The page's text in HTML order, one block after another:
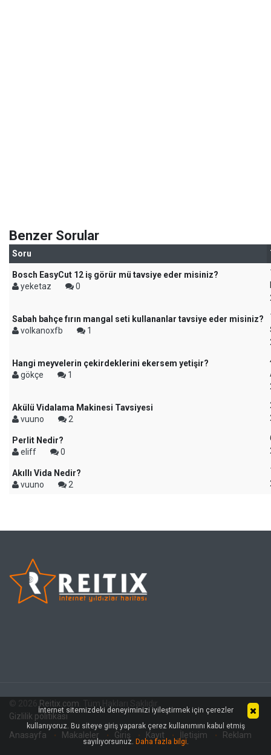
Benzer Sorular
Soru
Bosch EasyCut 12 iş görür mü tavsiye eder misiniz?
yeketaz
0
Sabah bahçe fırın mangal seti kullananlar tavsiye eder misiniz?
volkanoxfb
1
Hangi meyvelerin çekirdeklerini ekersem yetişir?
gökçe
1
Akülü Vidalama Makinesi Tavsiyesi
vuuno
2
Perlit Nedir?
eliff
0
Akıllı Vida Nedir?
vuuno
2
Reitix.com
Gizlilik politikası
Anasayfa
Makaleler Giriş Kayıt İletişim Reklam
İnternet sitemizdeki deneyiminizi iyileştirmek için çerezler
kullanıyoruz. Bu siteye giriş yaparak çerez kullanımını kabul etmiş
sayılıyorsunuz. Daha fazla bilgi.